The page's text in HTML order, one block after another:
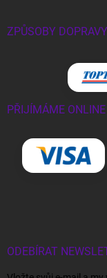
ZPŮSOBY DOPRAVY
PŘIJÍMÁME
ODEBÍRAT